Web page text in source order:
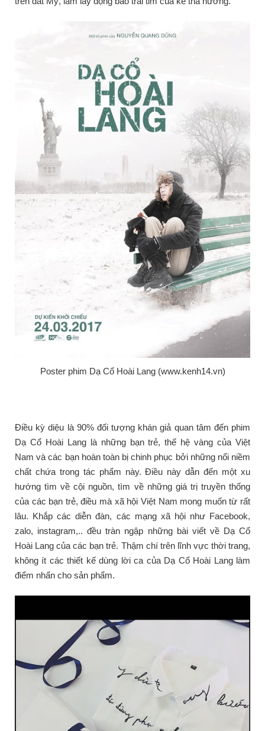
Poster phim Dạ Cổ Hoài Lang (www.kenh14.vn)
Điều kỳ diệu là 90% đối tượng khán giả quan tâm đến phim
Dạ Cổ Hoài Lang là những bạn trẻ, thế hệ vàng của Việt
Nam và các bạn hoàn toàn bị chinh phục bởi những nổi niềm
chất chứa trong tác phẩm này. Điều này dẫn đến một xu
hướng tìm về cội nguồn, tìm về những giá trị truyền thống
của các bạn trẻ, điều mà xã hội Việt Nam mong muốn từ rất
lâu. Khắp các diễn đàn, các mạng xã hội như Facebook,
zalo, instagram,.. đều tràn ngập những bài viết về Dạ Cổ
Hoài Lang của các bạn trẻ. Thậm chí trên lĩnh vực thời trang,
không ít các thiết kế dùng lời ca của Dạ Cổ Hoài Lang làm
điểm nhấn cho sản phẩm.